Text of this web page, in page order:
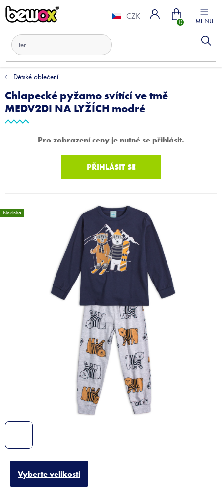
Přejít
na
CZK Nákupní
Dětské oblečení
Chlapecké pyžamo svítící ve tmě
MEDV2DI NA LYŽÍCH modré
Pro zobrazení ceny je nutné se přihlásit.
PŘIHLÁSIT SE
Novinka
Vyberte velikosti